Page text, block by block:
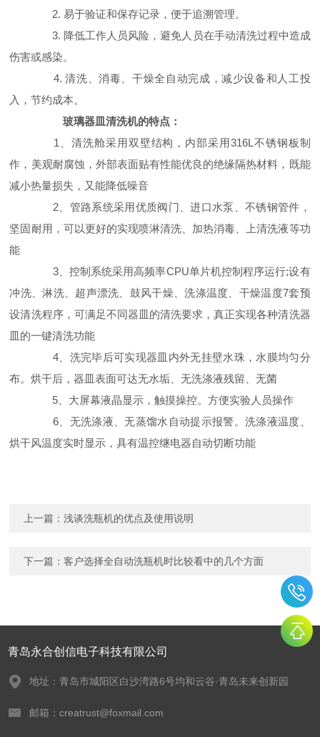
2. 易于验证和保存记录，便于追溯管理。
3. 降低工作人员风险，避免人员在手动清洗过程中造成
伤害或感染。
4. 清洗、消毒、干燥全自动完成，减少设备和人工投
入，节约成本。
玻璃器皿清洗机的特点：
1、清洗舱采用双壁结构，内部采用316L不锈钢板制
作，美观耐腐蚀，外部表面贴有性能优良的绝缘隔热材料，既能
减小热量损失，又能降低噪音
2、管路系统采用优质阀门、进口水泵、不锈钢管件，
坚固耐用，可以更好的实现喷淋清洗、加热消毒、上清洗液等功
能
3、控制系统采用高频率CPU单片机控制程序运行;设有
冲洗、淋洗、超声漂洗、鼓风干燥、洗涤温度、干燥温度7套预
设清洗程序，可满足不同器皿的清洗要求，真正实现各种清洗器
皿的一键清洗功能
4、洗完毕后可实现器皿内外无挂壁水珠，水膜均匀分
布。烘干后，器皿表面可达无水垢、无洗涤液残留、无菌
5、大屏幕液晶显示，触摸操控。方便实验人员操作
6、无洗涤液、无蒸馏水自动提示报警。洗涤液温度、
烘干风温度实时显示，具有温控继电器自动切断功能
上一篇：浅谈洗瓶机的优点及使用说明
下一篇：客户选择全自动洗瓶机时比较看中的几个方面
青岛永合创信电子科技有限公司
地址：青岛市城阳区白沙湾路6号均和云谷·青岛未来创新园
邮箱：creatrust@foxmail.com